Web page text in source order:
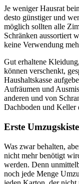
Je weniger Hausrat
desto günstiger und
möglich sollten alle
Schränken aussortiert
keine Verwendung
Gut erhaltene
können verschenkt,
Haushaltskasse
Aufräumen und
anderen und von
Dachboden und Keller
Erste
Was zwar behalten,
nicht mehr benötigt
werden. Denn
noch jede Menge